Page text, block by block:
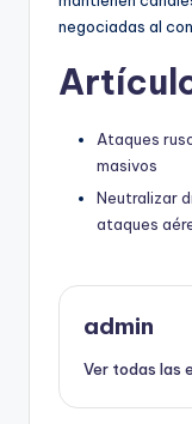
negociadas al
Ataques
masivos
Neutralizar
ataques
admin
Ver todas las